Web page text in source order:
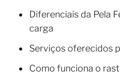
Diferenciais da Pela
carga
Serviços oferecidos
Como funciona o